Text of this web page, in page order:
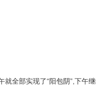
全部实现了“阳包阴”,下午